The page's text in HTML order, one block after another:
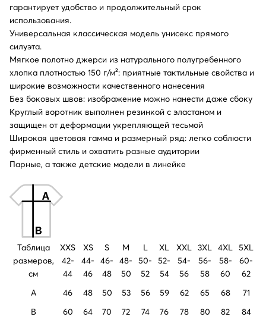
гарантирует удобство и продолжительный срок
использования.
Универсальная классическая модель унисекс прямого
силуэта.
Мягкое полотно джерси из натурального полугребенного
хлопка плотностью 150 г/м²: приятные тактильные свойства и
широкие возможности качественного нанесения
Без боковых швов: изображение можно нанести даже сбоку
Круглый воротник выполнен резинкой с эластаном и
защищен от деформации укрепляющей тесьмой
Широкая цветовая гамма и размерный ряд: легко соблюсти
фирменный стиль и охватить разные аудитории
Парные, а также детские модели в линейке
Таблица
размеров,
см
XXS
42-
44
XS
44-
46
S
46-
48
M
48-
50
L
50-
52
XL
52-
54
XXL
54-
56
3XL
56-
58
4XL
58-
60
5XL
60-
62
A
46 48 50 53 56 59 62 65 68
71
B
60 64 70 72 74 76 78 80 82
84